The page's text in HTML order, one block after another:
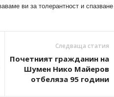
ви за толерантност и спазване
Следваща статия
Почетният гражданин на
Шумен Нико Майеров
отбеляза 95 години